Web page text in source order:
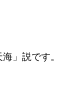
」説です。